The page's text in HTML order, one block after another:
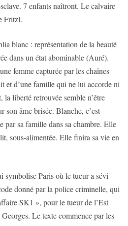
7 enfants naîtront. Le calvaire
Fritzl.
blanc : représentation de la beauté
dans un état abominable (Auré).
femme capturée par les chaînes
et d’une famille qui ne lui accorde ni
liberté retrouvée semble n’être
son âme brisée. Blanche, c’est
par sa famille dans sa chambre. Elle
sous-alimentée. Elle finira sa vie en
Paris où le tueur a sévi
donné par la police criminelle, qui
SK1 », pour le tueur de l’Est
Le texte commence par les